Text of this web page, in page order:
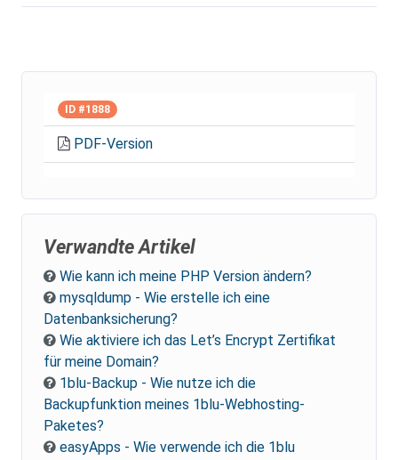
ID #1888
PDF-Version
Verwandte Artikel
Wie kann ich meine PHP Version ändern?
mysqldump - Wie erstelle ich eine
Datenbanksicherung?
Wie aktiviere ich das Let’s Encrypt Zertifikat
für meine Domain?
1blu-Backup - Wie nutze ich die
Backupfunktion meines 1blu-Webhosting-
Paketes?
easyApps - Wie verwende ich die 1blu